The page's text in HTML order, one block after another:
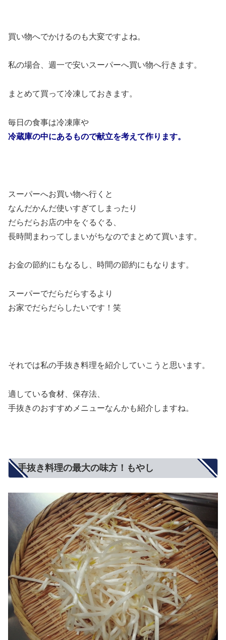
買い物へでかけるのも大変ですよね。
私の場合、週一で安いスーパーへ買い物へ行きます。
まとめて買って冷凍しておきます。
毎日の食事は冷凍庫や
冷蔵庫の中にあるもので献立を考えて作ります。
スーパーへお買い物へ行くと
なんだかんだ使いすぎてしまったり
だらだらお店の中をぐるぐる、
長時間まわってしまいがちなのでまとめて買います。
お金の節約にもなるし、時間の節約にもなります。
スーパーでだらだらするより
お家でだらだらしたいです！笑
それでは私の手抜き料理を紹介していこうと思います。
適している食材、保存法、
手抜きのおすすめメニューなんかも紹介しますね。
手抜き料理の最大の味方！もやし